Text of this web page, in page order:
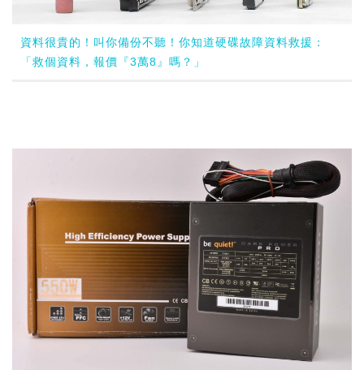
資料很貴的！叫你備份不聽！你知道硬碟故障資料救援：
「救個資料，報價『3萬8』嗎？」